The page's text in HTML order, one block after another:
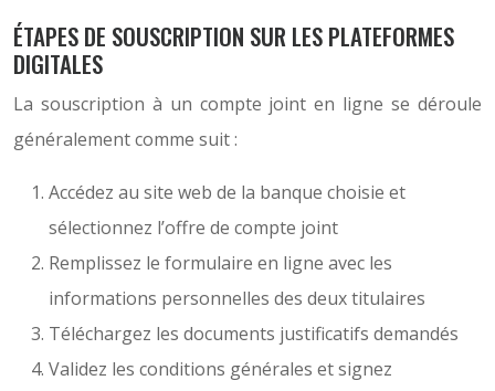
ÉTAPES DE SOUSCRIPTION SUR LES PLATEFORMES
DIGITALES
La souscription à un compte joint en ligne se déroule
généralement comme suit :
Accédez au site web de la banque choisie et
sélectionnez l’offre de compte joint
Remplissez le formulaire en ligne avec les
informations personnelles des deux titulaires
Téléchargez les documents justificatifs demandés
Validez les conditions générales et signez